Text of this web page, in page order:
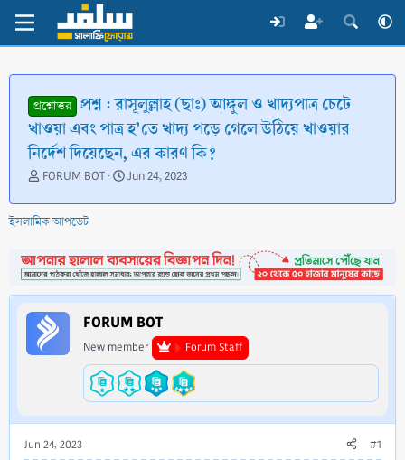
প্রশ্নোত্তর প্রশ্ন : রাসূলুল্লাহ (ছাঃ) আঙ্গুল ও খাদ্যপাত্র চেটে
খাওয়া এবং পাত্র হ’তে খাদ্য পড়ে গেলে উঠিয়ে খাওয়ার
নির্দেশ দিয়েছেন, এর কারণ কি?
T
r
e
d
s
t
a
r
t
FORUM BOT
S
a
d
a
t
e
Jun 24, 2023
ইসলামিক আপডেট
FORUM BOT
New member Forum Staff
Jun 24, 2023 #1